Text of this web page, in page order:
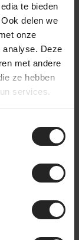
te bieden
delen we
onze
analyse. Deze
met andere
ze hebben
services.
om
op
maande
n
Perman
ent
1 dag